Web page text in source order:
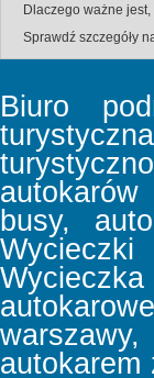
Dlaczego ważne
Sprawdź szczegóły
Biuro
busy,
autokarem